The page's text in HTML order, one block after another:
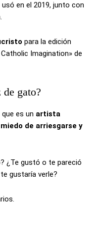
en el 2019, junto con
.
para la edición
Imagination» de
gato?
es un artista
de arriesgarse y
¿Te gustó o te pareció
gustaría verle?